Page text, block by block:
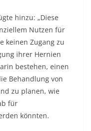
hinzu: „Diese
Nutzen für
keinen Zugang zu
ihrer Hernien
bestehen, einen
Behandlung von
zu planen, wie
für
könnten.